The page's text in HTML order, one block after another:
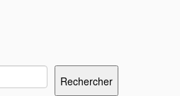
Rechercher